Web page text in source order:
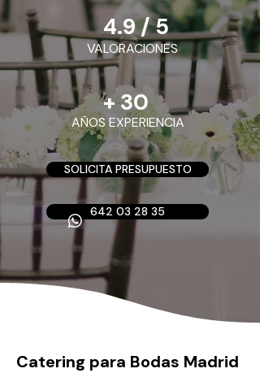
4.9 / 5
VALORACIONES
+ 30
AÑOS EXPERIENCIA
SOLICITA PRESUPUESTO
642 03 28 35
Catering para Bodas Madrid